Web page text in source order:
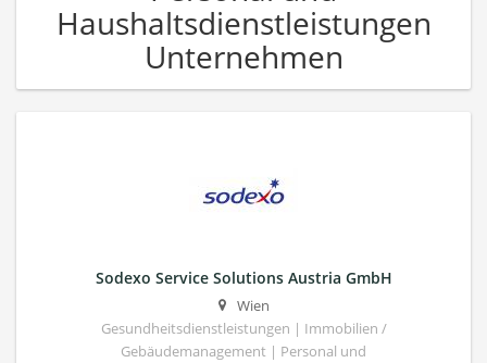
Haushaltsdienstleistungen
Unternehmen
Sodexo Service Solutions Austria GmbH
Wien
Gesundheitsdienstleistungen | Immobilien /
Gebäudemanagement | Personal und